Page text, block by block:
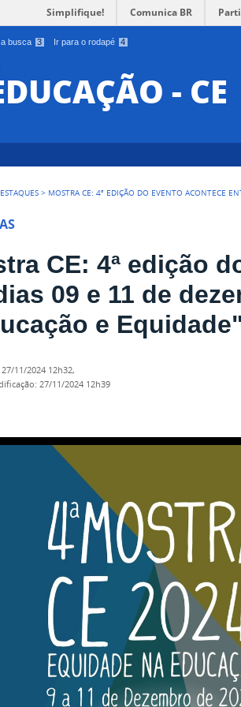
busca 3 Ir para o rodapé 4
Simplifique! Comunica BR
- CE
> MOSTRA CE: 4ª EDIÇÃO DO EVENTO ACONTECE
CE: 4ª edição
09 e 11 de
e Equidade"
27/11/2024 12h32,
:27/11/2024 12h39